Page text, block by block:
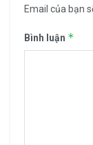
Email của bạn
Bình luận *